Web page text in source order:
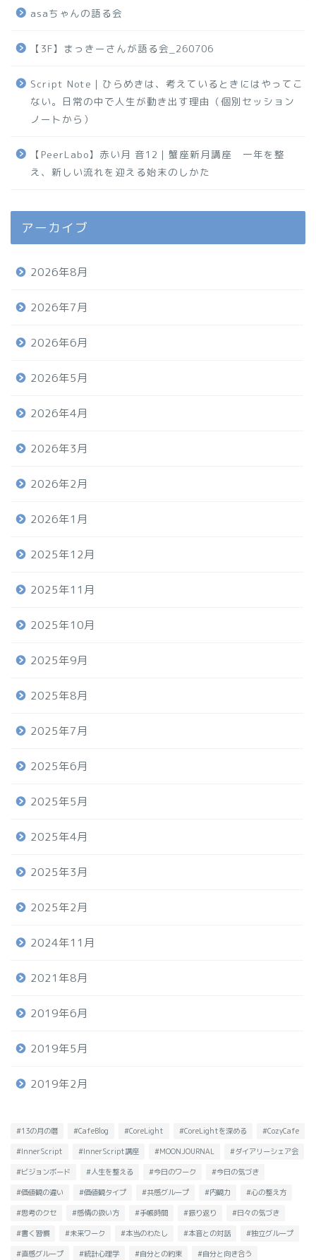
asaちゃんの語る会
【3F】まっきーさんが語る会_260706
Script Note｜ひらめきは、考えているときにはやってこ
ない。日常の中で人生が動き出す理由（個別セッション
ノートから）
【PeerLabo】赤い月 音12｜蟹座新月講座 一年を整
え、新しい流れを迎える始末のしかた
アーカイブ
2026年8月
2026年7月
2026年6月
2026年5月
2026年4月
2026年3月
2026年2月
2026年1月
2025年12月
2025年11月
2025年10月
2025年9月
2025年8月
2025年7月
2025年6月
2025年5月
2025年4月
2025年3月
2025年2月
2024年11月
2021年8月
2019年6月
2019年5月
2019年2月
#13の月の暦 #CafeBlog #CoreLight #CoreLightを深める #CozyCafe
#InnerScript #InnerScript講座 #MOONJOURNAL #ダイアリーシェア会
#ビジョンボード #人生を整える #今日のワーク #今日の気づき
#価値観の違い #価値観タイプ #共感グループ #内観力 #心の整え方
#思考のクセ #感情の扱い方 #手帳時間 #振り返り #日々の気づき
#書く習慣 #未来ワーク #本当のわたし #本音との対話 #独立グループ
#直感グループ #統計心理学 #自分との約束 #自分と向き合う